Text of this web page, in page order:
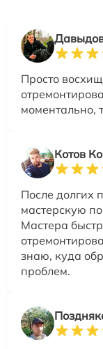
Просто
моментально,
Котов
После долгих
мастерскую
Мастера
знаю, куда
проблем.